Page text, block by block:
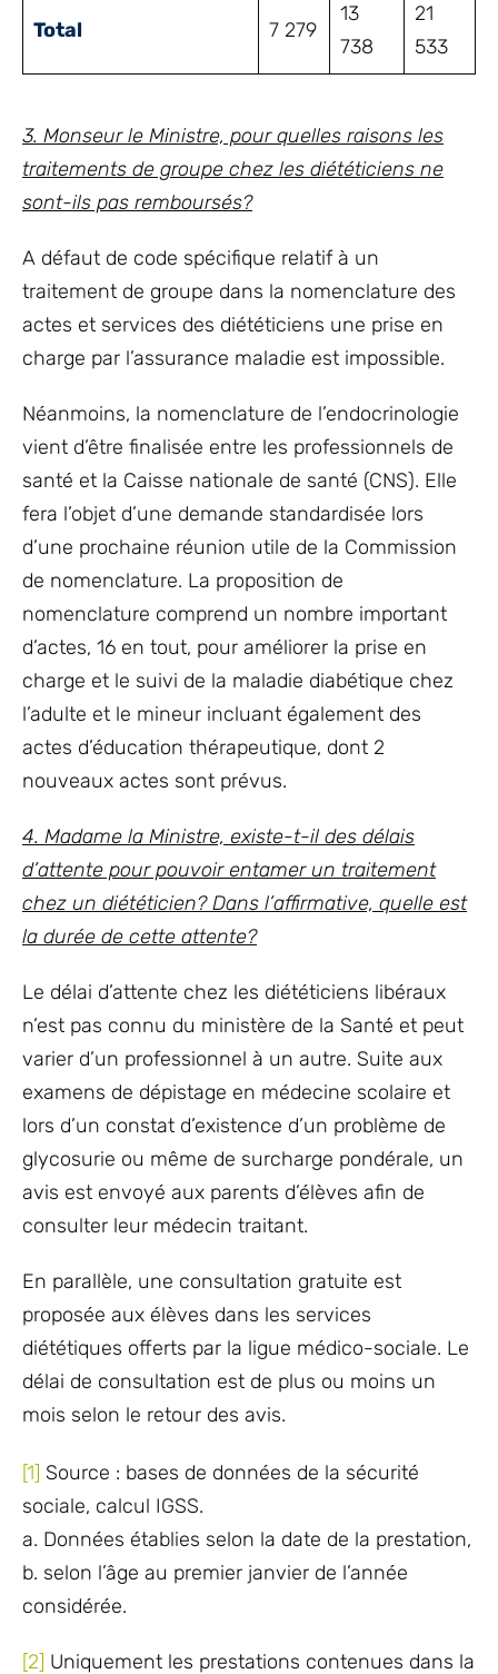
Total 7 279
13
738
21
533
3. Monseur le Ministre, pour quelles raisons les
traitements de groupe chez les diététiciens ne
sont-ils pas remboursés?
A défaut de code spécifique relatif à un
traitement de groupe dans la nomenclature des
actes et services des diététiciens une prise en
charge par l’assurance maladie est impossible.
Néanmoins, la nomenclature de l’endocrinologie
vient d’être finalisée entre les professionnels de
santé et la Caisse nationale de santé (CNS). Elle
fera l’objet d’une demande standardisée lors
d’une prochaine réunion utile de la Commission
de nomenclature. La proposition de
nomenclature comprend un nombre important
d’actes, 16 en tout, pour améliorer la prise en
charge et le suivi de la maladie diabétique chez
l’adulte et le mineur incluant également des
actes d’éducation thérapeutique, dont 2
nouveaux actes sont prévus.
4. Madame la Ministre, existe-t-il des délais
d’attente pour pouvoir entamer un traitement
chez un diététicien? Dans l’affirmative, quelle est
la durée de cette attente?
Le délai d’attente chez les diététiciens libéraux
n’est pas connu du ministère de la Santé et peut
varier d’un professionnel à un autre. Suite aux
examens de dépistage en médecine scolaire et
lors d’un constat d’existence d’un problème de
glycosurie ou même de surcharge pondérale, un
avis est envoyé aux parents d’élèves afin de
consulter leur médecin traitant.
En parallèle, une consultation gratuite est
proposée aux élèves dans les services
diététiques offerts par la ligue médico-sociale. Le
délai de consultation est de plus ou moins un
mois selon le retour des avis.
[1] Source : bases de données de la sécurité
sociale, calcul IGSS.
a. Données établies selon la date de la prestation,
b. selon l’âge au premier janvier de l’année
considérée.
[2] Uniquement les prestations contenues dans la